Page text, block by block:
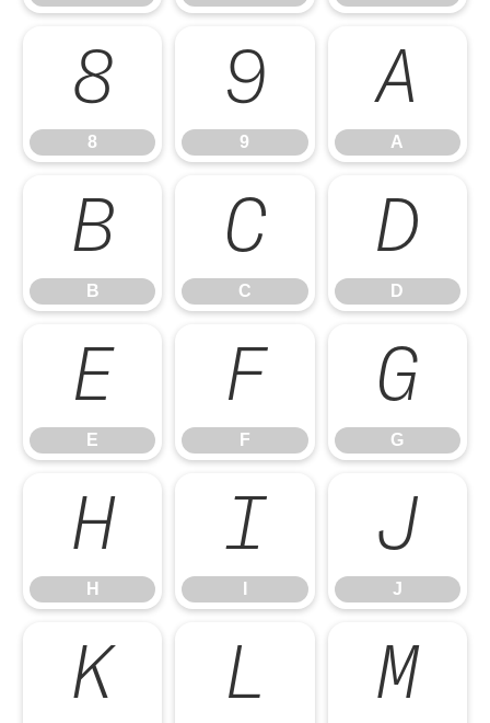
8
8
9
9
A
A
B
B
C
C
D
D
E
E
F
F
G
G
H
H
I J
J
K L M